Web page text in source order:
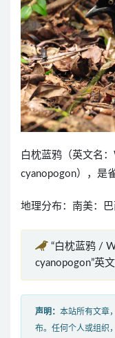
白枕蓝鸦（英文名
cyanopogon），是
地理分布：南美：
“白枕蓝鸦 /
cyanopogon”英
声明： 本站所有文章
布。任何个人或组织